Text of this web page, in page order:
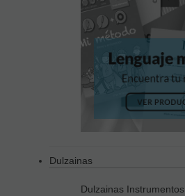
Dulzainas
Dulzainas Instrumentos